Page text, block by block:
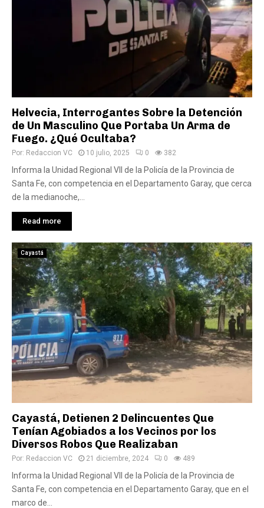
Helvecia, Interrogantes Sobre la Detención
de Un Masculino Que Portaba Un Arma de
Fuego. ¿Qué Ocultaba?
Por: Redaccion VC 10 julio, 2025 0 382
Informa la Unidad Regional VII de la Policía de la Provincia de
Santa Fe, con competencia en el Departamento Garay, que cerca
de la medianoche,...
Read more
Cayastá
Cayastá, Detienen 2 Delincuentes Que
Tenían Agobiados a los Vecinos por los
Diversos Robos Que Realizaban
Por: Redaccion VC 21 diciembre, 2024 0 489
Informa la Unidad Regional VII de la Policía de la Provincia de
Santa Fe, con competencia en el Departamento Garay, que en el
marco de...